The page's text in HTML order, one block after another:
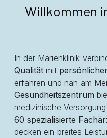
Willkommen
In der Marienklinik
Qualität mit
erfahren und nah am
Gesundheitszentrum
medizinische
60 spezialisierte
decken ein breites